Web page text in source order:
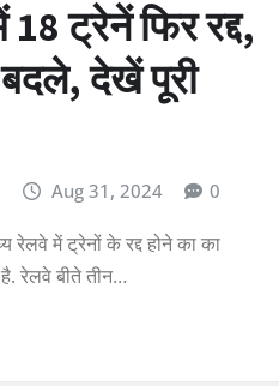
ट्रेनें फिर रद्द,
देखें पूरी
Aug 31, 2024 0
रेलवे में ट्रेनों के रद्द होने का का
रेलवे बीते तीन…